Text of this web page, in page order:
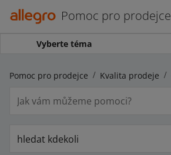
Pomoc pro prodejce
Vyberte téma
Pomoc pro prodejce Kvalita prodeje
hledat kdekoli